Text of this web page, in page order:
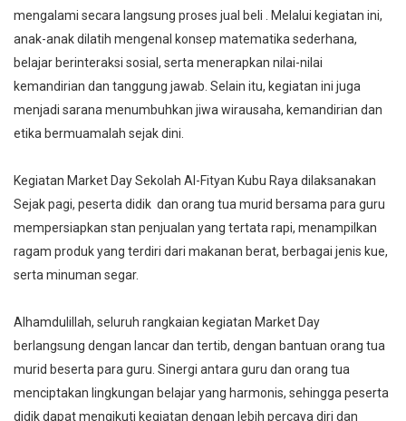
mengalami secara langsung proses jual beli . Melalui kegiatan ini,
anak-anak dilatih mengenal konsep matematika sederhana,
belajar berinteraksi sosial, serta menerapkan nilai-nilai
kemandirian dan tanggung jawab. Selain itu, kegiatan ini juga
menjadi sarana menumbuhkan jiwa wirausaha, kemandirian dan
etika bermuamalah sejak dini.
Kegiatan Market Day Sekolah Al-Fityan Kubu Raya dilaksanakan
Sejak pagi, peserta didik dan orang tua murid bersama para guru
mempersiapkan stan penjualan yang tertata rapi, menampilkan
ragam produk yang terdiri dari makanan berat, berbagai jenis kue,
serta minuman segar.
Alhamdulillah, seluruh rangkaian kegiatan Market Day
berlangsung dengan lancar dan tertib, dengan bantuan orang tua
murid beserta para guru. Sinergi antara guru dan orang tua
menciptakan lingkungan belajar yang harmonis, sehingga peserta
didik dapat mengikuti kegiatan dengan lebih percaya diri dan